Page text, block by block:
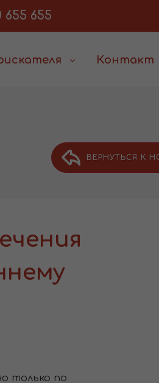
655 655
Контакт
ВЕРНУТЬСЯ К
только по